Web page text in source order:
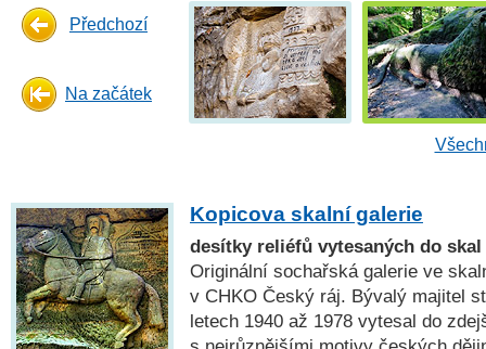
Předchozí
Na začátek
Kopicova skalní galerie
desítky reliéfů vytesaných do
Originální sochařská galerie ve
v CHKO Český ráj. Bývalý majitel
letech 1940 až 1978 vytesal do